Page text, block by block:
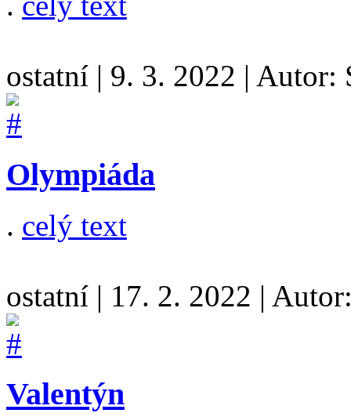
ostatní | 9. 3. 2022 | Autor:
Olympiáda
. celý text
ostatní | 17. 2. 2022 |
Valentýn